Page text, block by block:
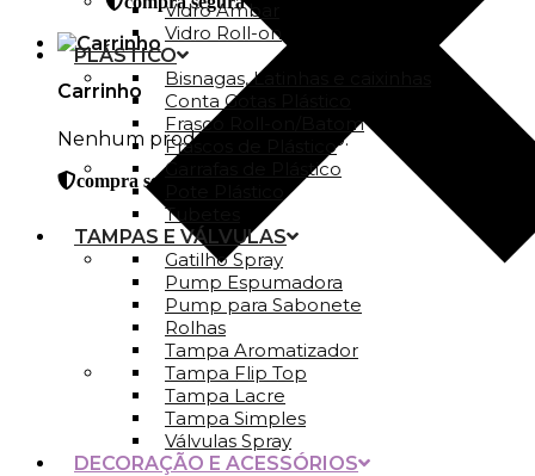
Carrinho
Nenhum produto no carrinho.
compra segura
Vidro Ambar
Vidro Roll-on
PLÁSTICO
Bisnagas, Latinhas e caixinhas
Conta Gotas Plástico
Frasco Roll-on/Batom
Frascos de Plástico
Garrafas de Plástico
Tubetes
TAMPAS E VÁLVULAS
Gatilho Spray
Pump Espumadora
Pump para Sabonete
Rolhas
Tampa Aromatizador
Tampa Flip Top
Tampa Lacre
Tampa Simples
Válvulas Spray
DECORAÇÃO E ACESSÓRIOS